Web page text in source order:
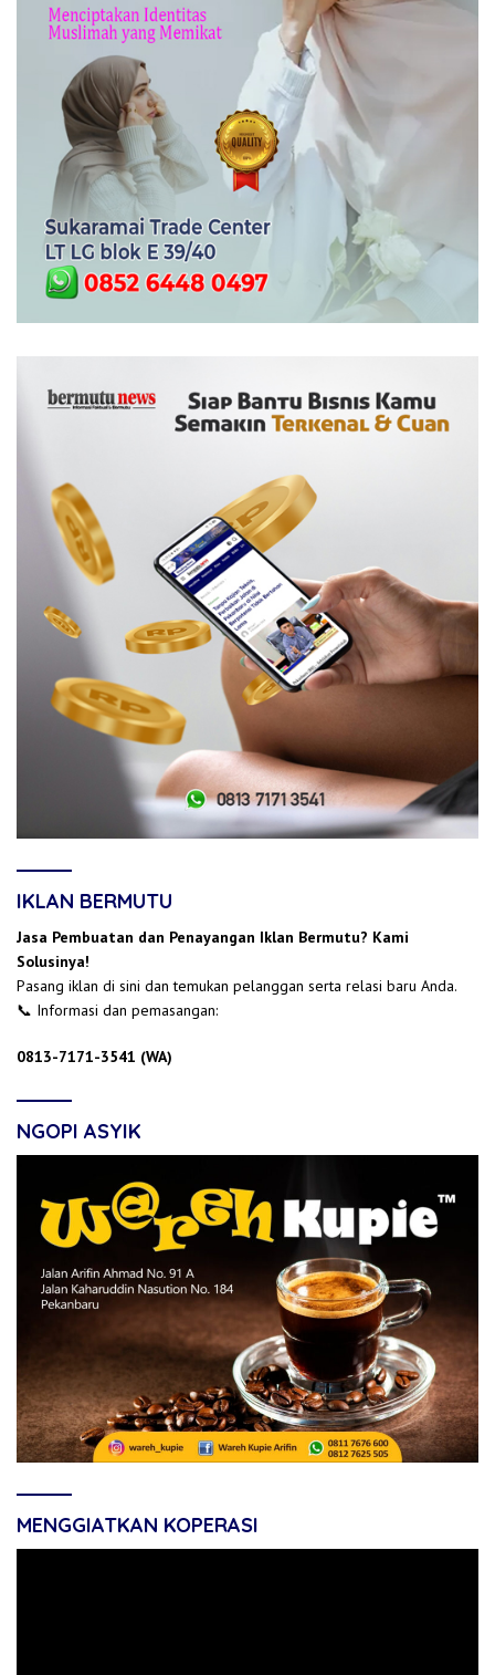
IKLAN BERMUTU
Jasa Pembuatan dan Penayangan Iklan Bermutu? Kami
Solusinya!
Pasang iklan di sini dan temukan pelanggan serta relasi baru Anda.
📞 Informasi dan pemasangan:
0813-7171-3541 (WA)
NGOPI ASYIK
MENGGIATKAN KOPERASI